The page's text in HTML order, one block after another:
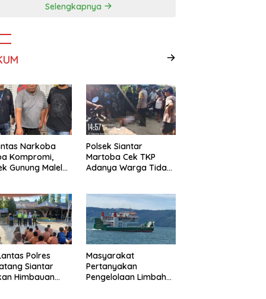
Selengkapnya
Narkoba
Kompromi,
Gunung Malela
Polsek Siantar
Martoba Cek TKP
Adanya Warga Tidak
Polres
Siantar
Himbauan
Masyarakat
Pertanyakan
Pengelolaan Limbah